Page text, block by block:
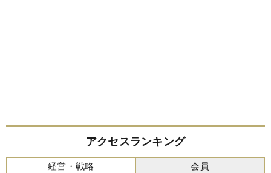
アクセスランキング
経営・戦略 会員